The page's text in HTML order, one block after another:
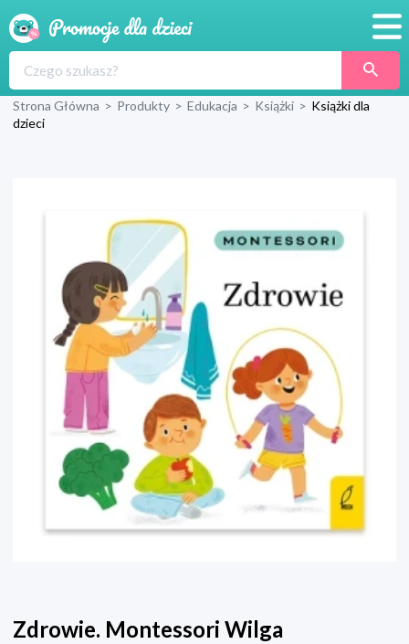
Produkty
Wyprawka
Strona Główna > Produkty > Edukacja > Książki > Książki dla
dzieci
Zdrowie. Montessori Wilga